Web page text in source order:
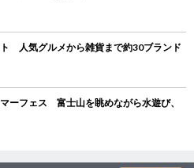
人気グルメから雑貨まで約30ブランド
ーフェス 富士山を眺めながら水遊び、